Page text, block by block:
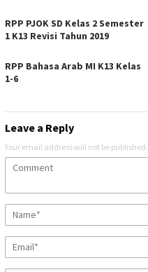
RPP PJOK SD Kelas 2 Semester
1 K13 Revisi Tahun 2019
RPP Bahasa Arab MI K13 Kelas
1-6
Leave a Reply
Your email address will not be published.